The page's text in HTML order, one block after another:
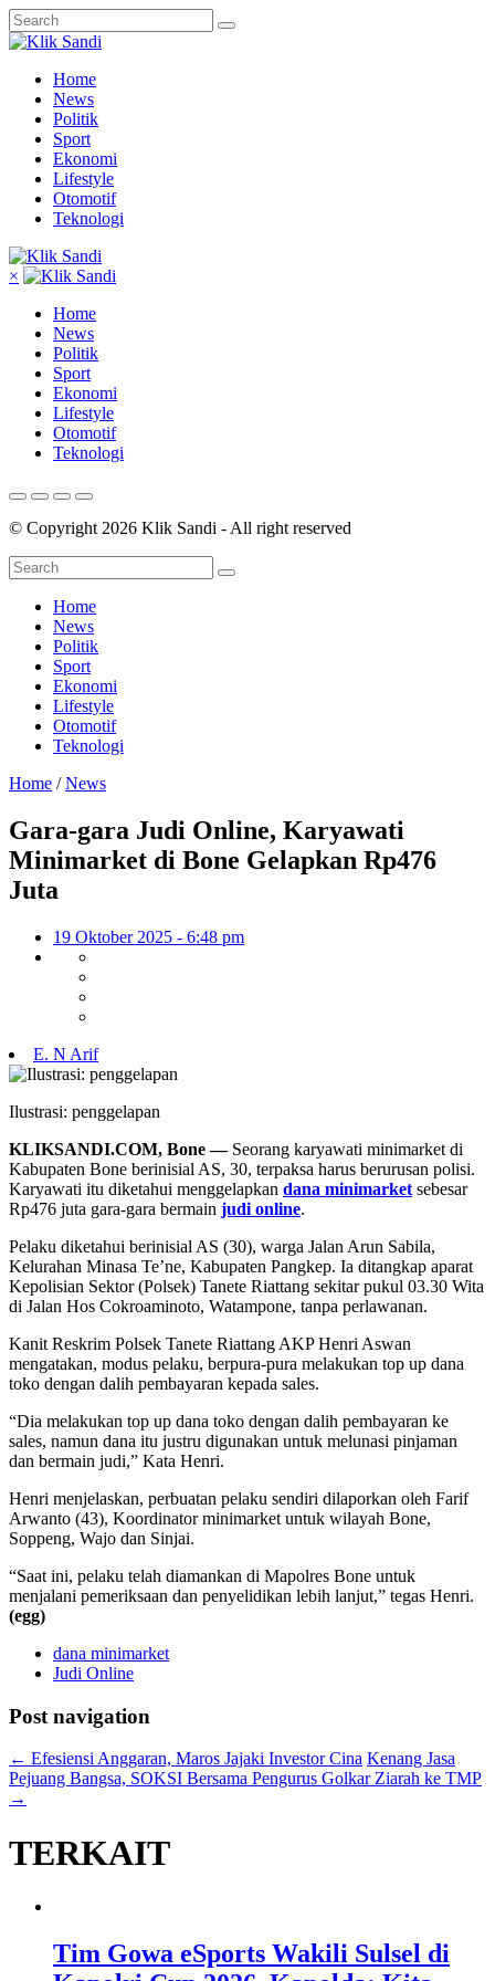
Home
News
Politik
Sport
Ekonomi
Lifestyle
Otomotif
Teknologi
×
Home
News
Politik
Sport
Ekonomi
Lifestyle
Otomotif
Teknologi
© Copyright 2026 Klik Sandi - All right reserved
Home
News
Politik
Sport
Ekonomi
Lifestyle
Otomotif
Teknologi
Home /News
Gara-gara Judi Online, Karyawati
Minimarket di Bone Gelapkan Rp476
Juta
19 Oktober 2025 - 6:48 pm
E. N Arif
Ilustrasi: penggelapan
KLIKSANDI.COM, Bone — Seorang karyawati minimarket di
Kabupaten Bone berinisial AS, 30, terpaksa harus berurusan polisi.
Karyawati itu diketahui menggelapkan dana minimarket sebesar
Rp476 juta gara-gara bermain judi online.
Pelaku diketahui berinisial AS (30), warga Jalan Arun Sabila,
Kelurahan Minasa Te’ne, Kabupaten Pangkep. Ia ditangkap aparat
Kepolisian Sektor (Polsek) Tanete Riattang sekitar pukul 03.30 Wita
di Jalan Hos Cokroaminoto, Watampone, tanpa perlawanan.
Kanit Reskrim Polsek Tanete Riattang AKP Henri Aswan
mengatakan, modus pelaku, berpura-pura melakukan top up dana
toko dengan dalih pembayaran kepada sales.
“Dia melakukan top up dana toko dengan dalih pembayaran ke
sales, namun dana itu justru digunakan untuk melunasi pinjaman
dan bermain judi,” Kata Henri.
Henri menjelaskan, perbuatan pelaku sendiri dilaporkan oleh Farif
Arwanto (43), Koordinator minimarket untuk wilayah Bone,
Soppeng, Wajo dan Sinjai.
“Saat ini, pelaku telah diamankan di Mapolres Bone untuk
menjalani pemeriksaan dan penyelidikan lebih lanjut,” tegas Henri.
(egg)
dana minimarket
Judi Online
Post navigation
← Efesiensi Anggaran, Maros Jajaki Investor Cina Kenang Jasa
Pejuang Bangsa, SOKSI Bersama Pengurus Golkar Ziarah ke TMP
→
TERKAIT
Tim Gowa eSports Wakili Sulsel di